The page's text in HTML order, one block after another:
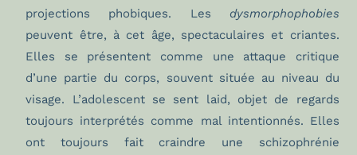
projections phobiques. Les dysmorphophobies
peuvent être, à cet âge, spectaculaires et criantes.
Elles se présentent comme une attaque critique
d’une partie du corps, souvent située au niveau du
visage. L’adolescent se sent laid, objet de regards
toujours interprétés comme mal intentionnés. Elles
ont toujours fait craindre une schizophrénie